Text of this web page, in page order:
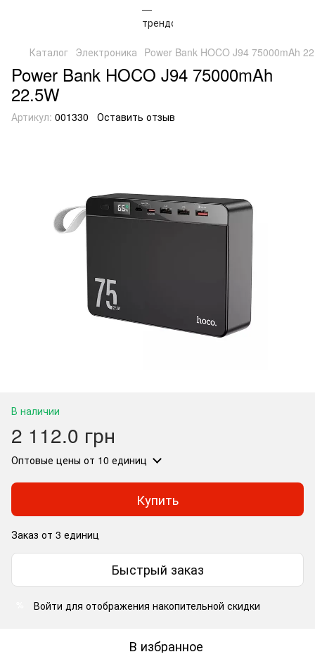
Каталог Электроника Power Bank HOCO J94 75000mAh
Power Bank HOCO J94 75000mAh
22.5W
Артикул: 001330 Оставить отзыв
В наличии
2 112.0 грн
Оптовые цены от 10 единиц
Купить
Заказ от 3 единиц
Быстрый заказ
Войти для отображения накопительной скидки
В избранное